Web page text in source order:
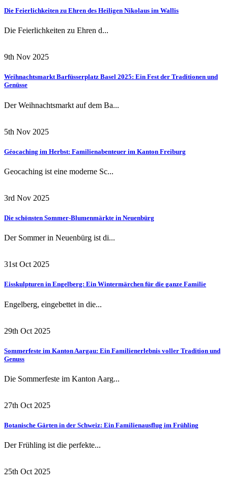
Die Feierlichkeiten zu Ehren des Heiligen Nikolaus im Wallis
Die Feierlichkeiten zu Ehren d...
9th Nov 2025
Weihnachtsmarkt Barfüsserplatz Basel 2025: Ein Fest der Traditionen und
Genüsse
Der Weihnachtsmarkt auf dem Ba...
5th Nov 2025
Géocaching im Herbst: Familienabenteuer im Kanton Freiburg
Geocaching ist eine moderne Sc...
3rd Nov 2025
Die schönsten Sommer-Blumenmärkte in Neuenbürg
Der Sommer in Neuenbürg ist di...
31st Oct 2025
Eisskulpturen in Engelberg: Ein Wintermärchen für die ganze Familie
Engelberg, eingebettet in die...
29th Oct 2025
Sommerfeste im Kanton Aargau: Ein Familienerlebnis voller Tradition und
Genuss
Die Sommerfeste im Kanton Aarg...
27th Oct 2025
Botanische Gärten in der Schweiz: Ein Familienausflug im Frühling
Der Frühling ist die perfekte...
25th Oct 2025